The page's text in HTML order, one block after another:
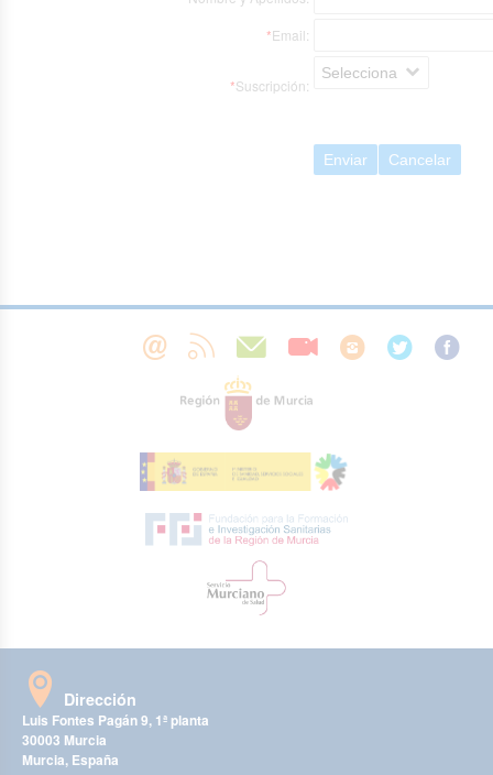
*Email:
*Suscripción:
Selecciona
Enviar Cancelar
Dirección
Luis Fontes Pagán 9, 1ª planta
30003 Murcia
Murcia, España